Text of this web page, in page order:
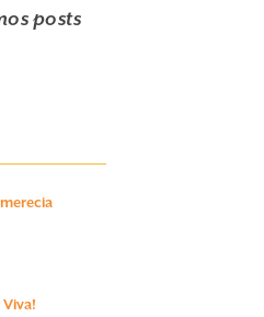
posts
Viva!